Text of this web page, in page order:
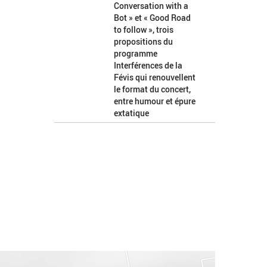
Conversation with a
Bot » et « Good Road
to follow », trois
propositions du
programme
Interférences de la
Févis qui renouvellent
le format du concert,
entre humour et épure
extatique